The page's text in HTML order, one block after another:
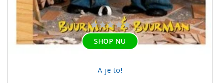
SHOP NU
A je to!